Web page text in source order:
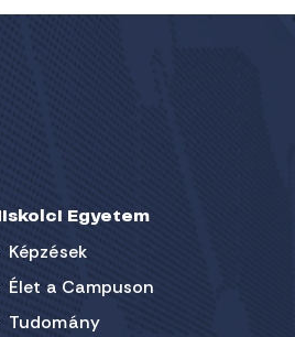
Egyetem
Képzések
Élet a Campuson
Tudomány